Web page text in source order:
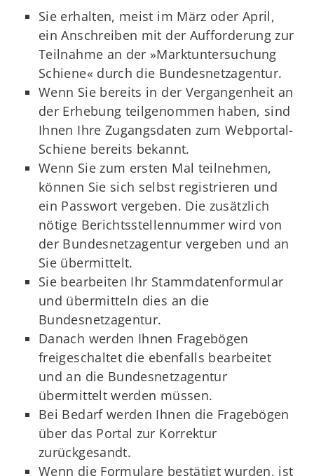
Sie erhalten, meist im März oder April,
ein Anschreiben mit der Aufforderung zur
Teilnahme an der »Marktuntersuchung
Schiene« durch die Bundesnetzagentur.
Wenn Sie bereits in der Vergangenheit an
der Erhebung teilgenommen haben, sind
Ihnen Ihre Zugangsdaten zum Webportal-
Schiene bereits bekannt.
Wenn Sie zum ersten Mal teilnehmen,
können Sie sich selbst registrieren und
ein Passwort vergeben. Die zusätzlich
nötige Berichtsstellennummer wird von
der Bundesnetzagentur vergeben und an
Sie übermittelt.
Sie bearbeiten Ihr Stammdatenformular
und übermitteln dies an die
Bundesnetzagentur.
Danach werden Ihnen Fragebögen
freigeschaltet die ebenfalls bearbeitet
und an die Bundesnetzagentur
übermittelt werden müssen.
Bei Bedarf werden Ihnen die Fragebögen
über das Portal zur Korrektur
zurückgesandt.
Wenn die Formulare bestätigt wurden, ist